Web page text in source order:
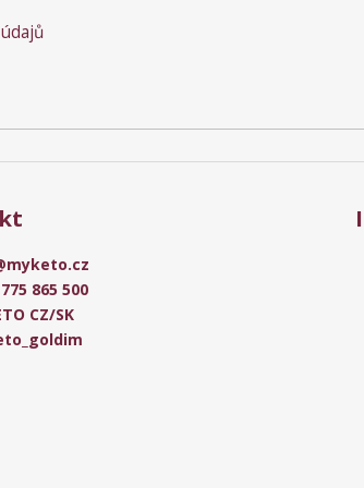
myketo.cz
865 500
CZ/SK